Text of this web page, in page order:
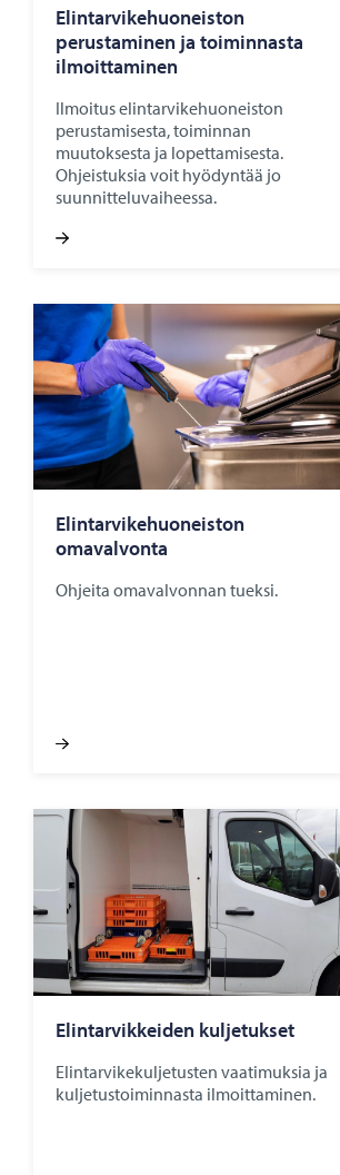
Elintarvikehuoneiston
perustaminen ja toiminnasta
ilmoittaminen
Ilmoitus elintarvikehuoneiston
perustamisesta, toiminnan
muutoksesta ja lopettamisesta.
Ohjeistuksia voit hyödyntää jo
suunnitteluvaiheessa.
Elintarvikehuoneiston
omavalvonta
Ohjeita omavalvonnan tueksi.
Elintarvikkeiden kuljetukset
Elintarvikekuljetusten vaatimuksia ja
kuljetustoiminnasta ilmoittaminen.